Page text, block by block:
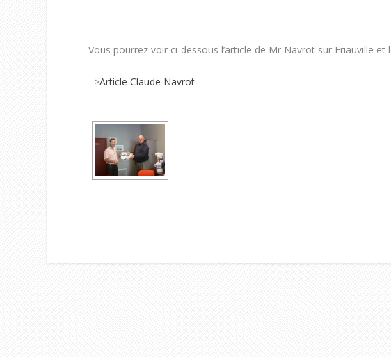
Vous pourrez voir ci-dessous l’article de Mr Navrot sur Friauville
=>Article Claude Navrot